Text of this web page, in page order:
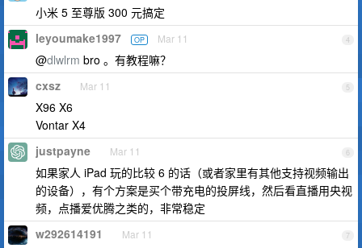
小米 5 至尊版 300 元搞定
4
leyoumake1997 OP Mar 11
@dlwlrm bro 。有教程嘛？
5
cxsz Mar 11
X96 X6
Vontar X4
6
justpayne Mar 11
如果家人 iPad 玩的比较 6 的话（或者家里有其他支持视频输出
的设备），有个方案是买个带充电的投屏线，然后看直播用央视
频，点播爱优腾之类的，非常稳定
7
w292614191 Mar 11